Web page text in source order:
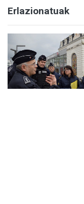
Erlazionatuak